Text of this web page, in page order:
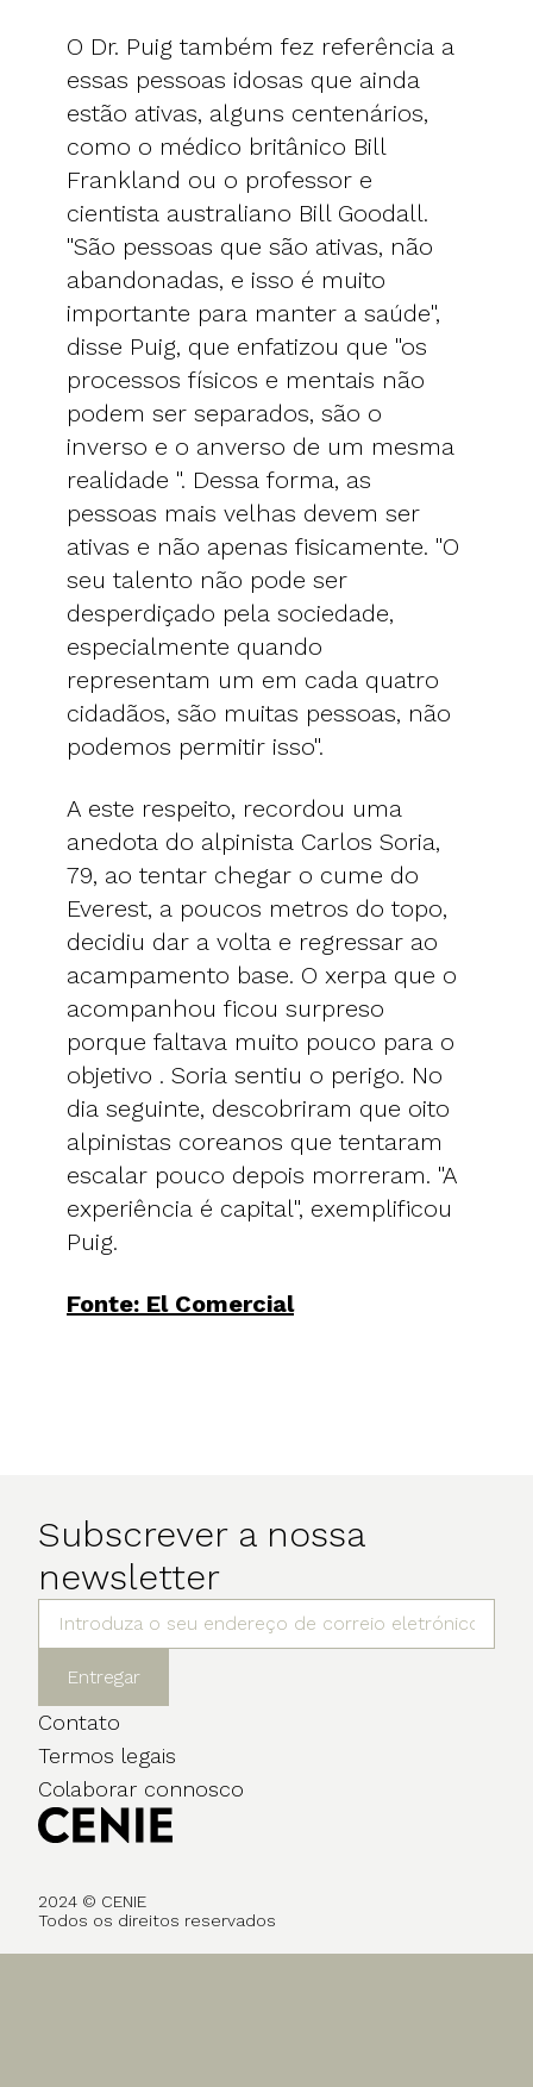
O Dr. Puig também fez referência a
essas pessoas idosas que ainda
estão ativas, alguns centenários,
como o médico britânico Bill
Frankland ou o professor e
cientista australiano Bill Goodall.
"São pessoas que são ativas, não
abandonadas, e isso é muito
importante para manter a saúde",
disse Puig, que enfatizou que "os
processos físicos e mentais não
podem ser separados, são o
inverso e o anverso de um mesma
realidade ". Dessa forma, as
pessoas mais velhas devem ser
ativas e não apenas fisicamente. "O
seu talento não pode ser
desperdiçado pela sociedade,
especialmente quando
representam um em cada quatro
cidadãos, são muitas pessoas, não
podemos permitir isso".
A este respeito, recordou uma
anedota do alpinista Carlos Soria,
79, ao tentar chegar o cume do
Everest, a poucos metros do topo,
decidiu dar a volta e regressar ao
acampamento base. O xerpa que o
acompanhou ficou surpreso
porque faltava muito pouco para o
objetivo . Soria sentiu o perigo. No
dia seguinte, descobriram que oito
alpinistas coreanos que tentaram
escalar pouco depois morreram. "A
experiência é capital", exemplificou
Puig.
Fonte: El Comercial
Subscrever a nossa
newsletter
Entregar
Contato
Termos legais
Colaborar connosco
2024 © CENIE
Todos os direitos reservados